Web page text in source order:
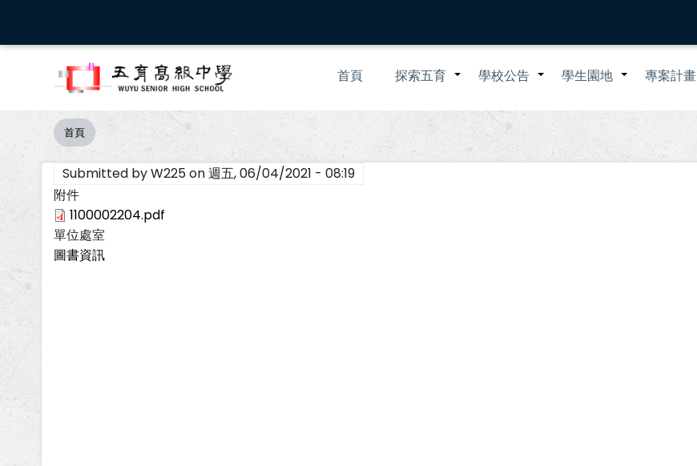
主
Main
navigation
首頁 +
探索五育 +
學校公告 +
學生園地 專案計畫
導
航
連
結
首頁
Submitted byW225on週五, 06/04/2021 - 08:19
附件
1100002204.pdf
單位處室
圖書資訊